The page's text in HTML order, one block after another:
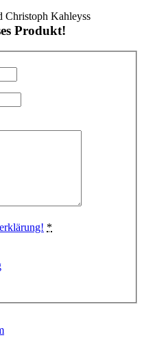
Christoph Kahleyss
Produkt!
*